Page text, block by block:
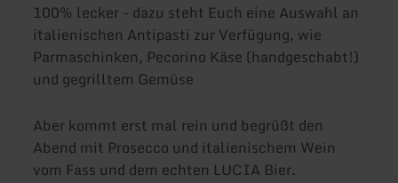
100% lecker - dazu steht Euch eine Auswahl an
italienischen Antipasti zur Verfügung, wie
Parmaschinken, Pecorino Käse (handgeschabt!)
und gegrilltem Gemüse
Aber kommt erst mal rein und begrüßt den
Abend mit Prosecco und italienischem Wein
vom Fass und dem echten LUCIA Bier.